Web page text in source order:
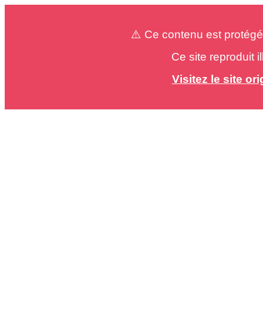
⚠️ Ce contenu est
Ce site reproduit
Visitez le site